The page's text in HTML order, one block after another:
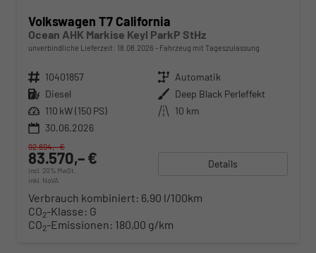
Volkswagen T7 California
Ocean AHK Markise Keyl ParkP StHz
unverbindliche Lieferzeit: 18.08.2026 Fahrzeug mit Tageszulassung
Fahrzeugnr. 10401857 Getriebe Automatik
Kraftstoff Diesel Außenfarbe Deep Black Perleffekt
Leistung 110 kW (150 PS) Kilometerstand 10 km
30.06.2026
83.570,– €
incl. 20% MwSt.
inkl. NoVA
92.694,– €
Details
Verbrauch kombiniert: 6,90 l/100km
CO2-Klasse: G
CO2-Emissionen: 180,00 g/km